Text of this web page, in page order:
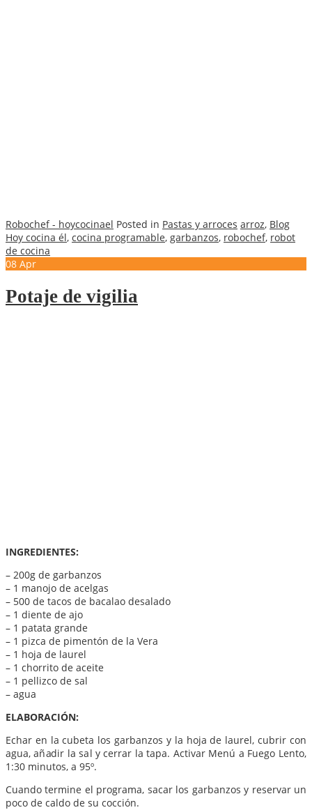
Robochef - hoycocinael Posted in Pastas y arroces arroz, Blog
Hoy cocina él, cocina programable, garbanzos, robochef, robot
de cocina
08 Apr
Potaje de vigilia
INGREDIENTES:
– 200g de garbanzos
– 1 manojo de acelgas
– 500 de tacos de bacalao desalado
– 1 diente de ajo
– 1 patata grande
– 1 pizca de pimentón de la Vera
– 1 hoja de laurel
– 1 chorrito de aceite
– 1 pellizco de sal
– agua
ELABORACIÓN:
Echar en la cubeta los garbanzos y la hoja de laurel, cubrir con
agua, añadir la sal y cerrar la tapa. Activar Menú a Fuego Lento,
1:30 minutos, a 95º.
Cuando termine el programa, sacar los garbanzos y reservar un
poco de caldo de su cocción.